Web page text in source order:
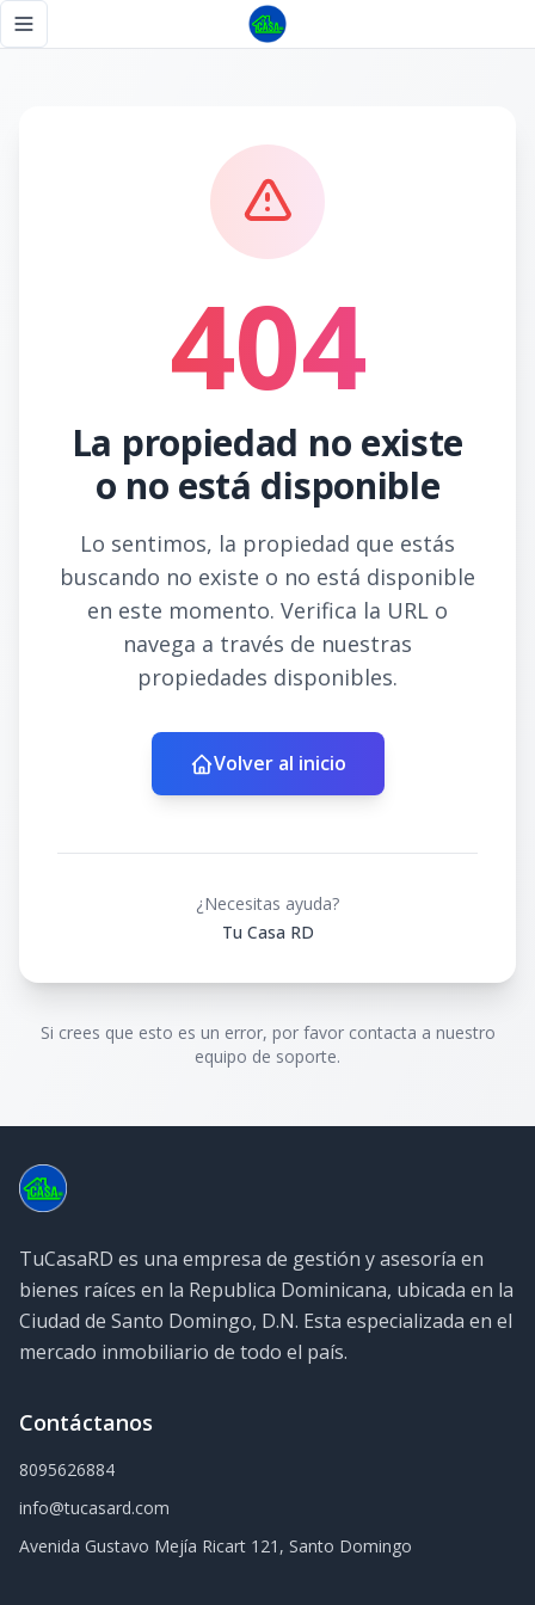
Toggle navigation menu
404
La propiedad no existe
o no está disponible
Lo sentimos, la propiedad que estás
buscando no existe o no está disponible
en este momento. Verifica la URL o
navega a través de nuestras
propiedades disponibles.
Volver al inicio
¿Necesitas ayuda?
Tu Casa RD
Si crees que esto es un error, por favor contacta a nuestro
equipo de soporte.
TuCasaRD es una empresa de gestión y asesoría en
bienes raíces en la Republica Dominicana, ubicada en la
Ciudad de Santo Domingo, D.N. Esta especializada en el
mercado inmobiliario de todo el país.
Contáctanos
8095626884
info@tucasard.com
Avenida Gustavo Mejía Ricart 121, Santo Domingo
Página no encontrada - Tu Casa RD